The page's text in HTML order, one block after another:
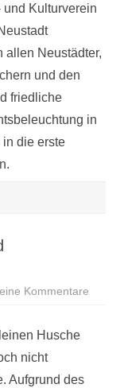
und Kulturverein
allen Neustädter,
und den
friedliche
in
die erste
Kommentare
Husche
nicht
Aufgrund des